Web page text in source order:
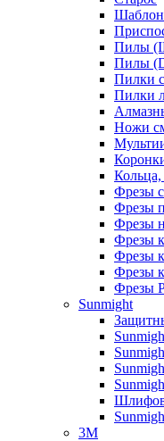
Пилы
Пилы
Пилки
Пилки
Ножи
Фрезы
Фрезы
Фрезы
Фрезы
Фрезы
Фрезы
Фрезы
Sunmight
3M